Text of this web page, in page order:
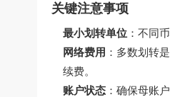
关键注意事项
最小划转单位 ：不同
网络费用 ：多数划转是
续费。
账户状态 ：确保母账